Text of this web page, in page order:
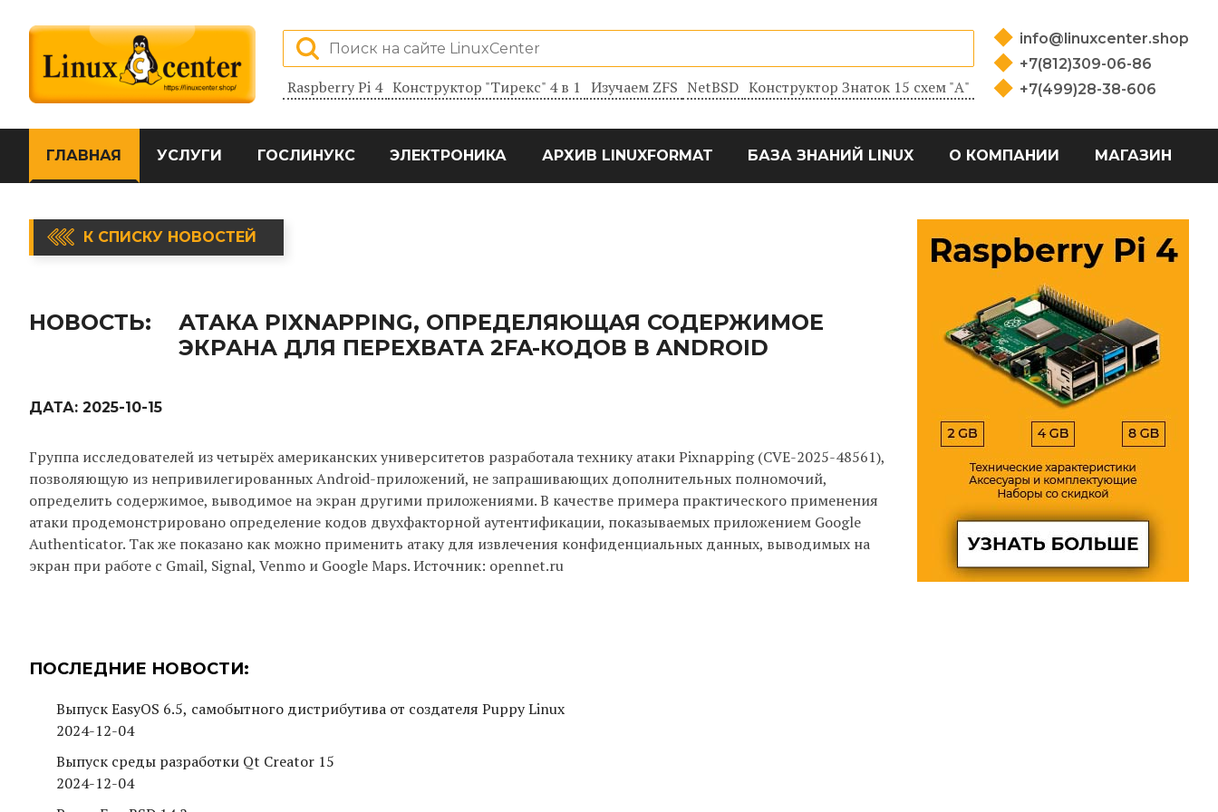
Raspberry Pi 4 Конструктор "Тирекс" 4 в 1 Изучаем ZFS NetBSD Конструктор Знаток 15 схем "А"
info@linuxcenter.shop
+7(812)309-06-86
+7(499)28-38-606
ГЛАВНАЯ УСЛУГИ ГОСЛИНУКС ЭЛЕКТРОНИКА АРХИВ LINUXFORMAT БАЗА ЗНАНИЙ LINUX О КОМПАНИИ МАГАЗИН
К СПИСКУ НОВОСТЕЙ
НОВОСТЬ:
АТАКА PIXNAPPING, ОПРЕДЕЛЯЮЩАЯ СОДЕРЖИМОЕ
ЭКРАНА ДЛЯ ПЕРЕХВАТА 2FA-КОДОВ В ANDROID
ДАТА: 2025-10-15
Группа исследователей из четырёх американских университетов разработала технику атаки Pixnapping (CVE-2025-48561),
позволяющую из непривилегированных Android-приложений, не запрашивающих дополнительных полномочий,
определить содержимое, выводимое на экран другими приложениями. В качестве примера практического применения
атаки продемонстрировано определение кодов двухфакторной аутентификации, показываемых приложением Google
Authenticator. Так же показано как можно применить атаку для извлечения конфиденциальных данных, выводимых на
экран при работе с Gmail, Signal, Venmo и Google Maps. Источник: opennet.ru
ПОСЛЕДНИЕ НОВОСТИ:
Выпуск EasyOS 6.5, самобытного дистрибутива от создателя Puppy Linux
2024-12-04
Выпуск среды разработки Qt Creator 15
2024-12-04